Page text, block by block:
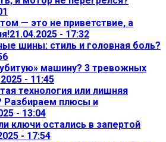
— это не приветствие, а
21.04.2025 - 17:32
шины: стиль и головная боль?
машину? 3 тревожных
- 11:45
технология или лишняя
Разбираем плюсы и
- 13:04
ключи остались в запертой
- 17:54